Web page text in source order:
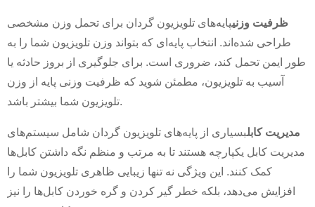
ظرفیت وزنیپایه‌های تلویزیون گردان برای تحمل وزن مشخصی
طراحی شده‌اند. انتخاب پایه‌ای که بتواند وزن تلویزیون شما را به
طور ایمن تحمل کند، ضروری است. برای جلوگیری از بروز حادثه یا
آسیب به تلویزیون، مطمئن شوید که ظرفیت وزنی پایه از وزن
تلویزیون شما بیشتر باشد.
مدیریت کابلبسیاری از پایه‌های تلویزیون گردان شامل سیستم‌های
مدیریت کابل یکپارچه هستند تا به مرتب و منظم نگه داشتن کابل‌ها
کمک کنند. این ویژگی نه تنها زیبایی ظاهری تلویزیون شما را
افزایش می‌دهد، بلکه خطر گیر کردن و گره خوردن کابل‌ها را نیز
× هویت خودت را انتخاب کن
من هستم
مشتری CHARM
لطفاً آدرس ایمیل فعلی محل کار خود را در زیر وارد کنید تا تأیید